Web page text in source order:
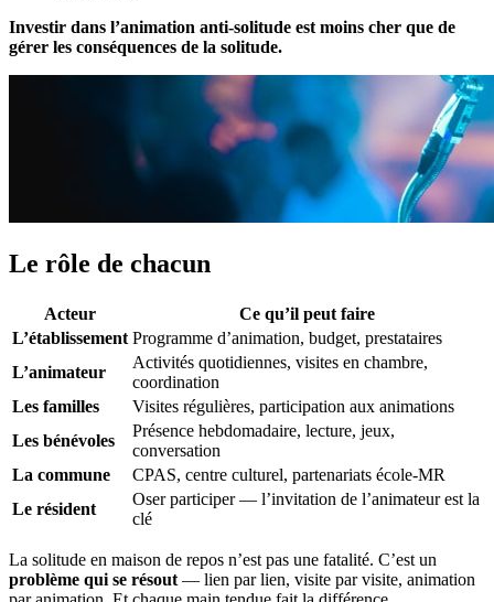
Investir dans l’animation anti-solitude est moins cher que de
gérer les conséquences de la solitude.
Le rôle de chacun
Acteur
Ce qu’il peut faire
L’établissement Programme d’animation, budget, prestataires
L’animateur
Activités quotidiennes, visites en chambre,
coordination
Les familles
Visites régulières, participation aux animations
Les bénévoles
Présence hebdomadaire, lecture, jeux,
conversation
La commune
CPAS, centre culturel, partenariats école-MR
Le résident
Oser participer — l’invitation de l’animateur est la
clé
La solitude en maison de repos n’est pas une fatalité. C’est un
problème qui se résout — lien par lien, visite par visite, animation